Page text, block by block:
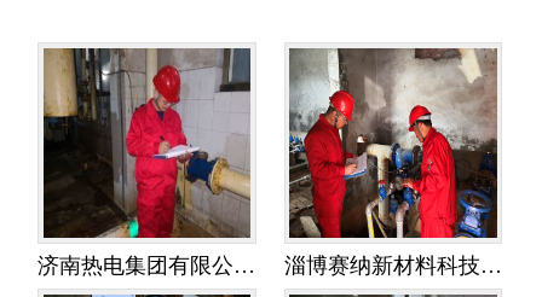
济南热电集团有限公司金鸡岭热电分公司——水平衡测试 淄博赛纳新材料科技有限公司——水平衡测试